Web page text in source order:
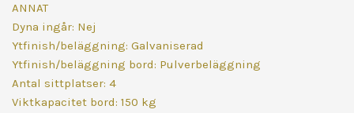
ANNAT
Dyna ingår: Nej
Ytfinish/beläggning: Galvaniserad
Ytfinish/beläggning bord: Pulverbeläggning
Antal sittplatser: 4
Viktkapacitet bord: 150 kg